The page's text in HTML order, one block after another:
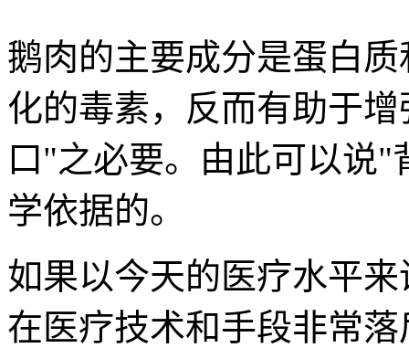
鹅肉的主要成分是蛋白
化的毒素，反而有助于
口"之必要。由此可以说
学依据的。
如果以今天的医疗水平
在医疗技术和手段非常